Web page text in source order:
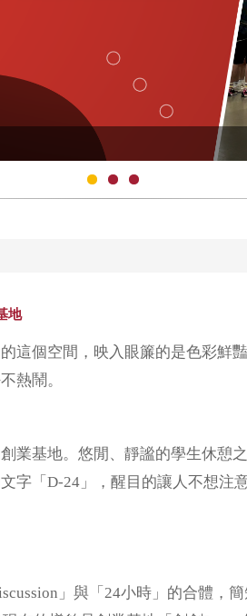
地
這個空間，映入眼簾的是色彩鮮
熱鬧。
業基地。悠閒、靜謐的學生休憩
字「D-24」，醒目的讓人不想注意
」與「24小時」的合體，